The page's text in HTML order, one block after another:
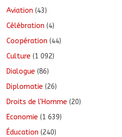
Aviation (43)
Célébration (4)
Coopération (44)
Culture (1 092)
Dialogue (86)
Diplomatie (26)
Droits de l'Homme (20)
Economie (1 639)
Éducation (240)